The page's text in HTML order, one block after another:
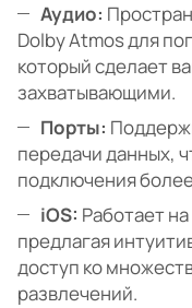
Аудио:
Dolby Atmos для
который сделает
захватывающими.
Порты:
передачи данных,
подключения
iOS: Работает
предлагая
доступ ко
развлечений.